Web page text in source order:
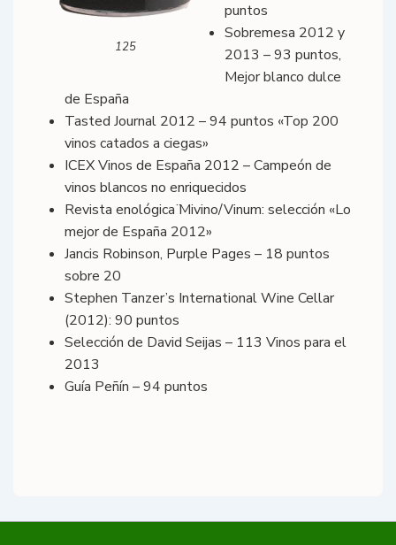
125
puntos
Sobremesa 2012 y
2013 – 93 puntos,
Mejor blanco dulce
de España
Tasted Journal 2012 – 94 puntos «Top 200
vinos catados a ciegas»
ICEX Vinos de España 2012 – Campeón de
vinos blancos no enriquecidos
Revista enológica ̈Mivino/Vinum: selección «Lo
mejor de España 2012»
Jancis Robinson, Purple Pages – 18 puntos
sobre 20
Stephen Tanzer’s International Wine Cellar
(2012): 90 puntos
Selección de David Seijas – 113 Vinos para el
2013
Guía Peñín – 94 puntos